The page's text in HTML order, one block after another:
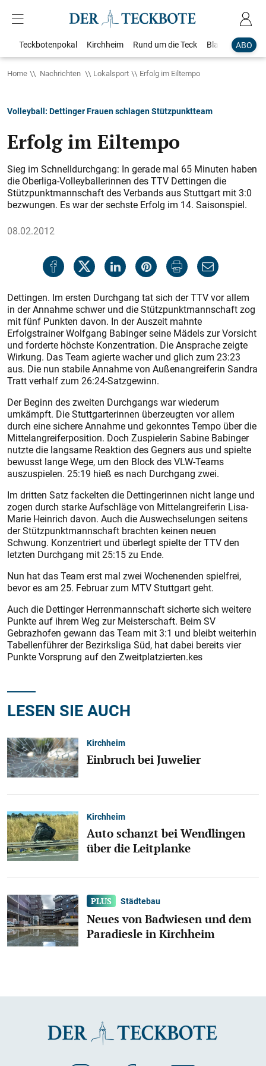
ABO
Teckbotenpokal Kirchheim Rund um die Teck Blaulicht
Home Nachrichten Lokalsport Erfolg im Eiltempo
Volleyball: Dettinger Frauen schlagen Stützpunktteam
Erfolg im Eiltempo
Sieg im Schnelldurchgang: In gerade mal 65 Minuten haben
die Oberliga-Volleyballerinnen des TTV Dettingen die
Stützpunktmannschaft des Verbands aus Stuttgart mit 3:0
bezwungen. Es war der sechste Erfolg im 14. Saisonspiel.
08.02.2012
Dettingen. Im ersten Durchgang tat sich der TTV vor allem
in der Annahme schwer und die Stützpunktmannschaft zog
mit fünf Punkten davon. In der Auszeit mahnte
Erfolgstrainer Wolfgang Babinger seine Mädels zur Vorsicht
und forderte höchste Konzentration. Die Ansprache zeigte
Wirkung. Das Team agierte wacher und glich zum 23:23
aus. Die nun stabile Annahme von Außenangreiferin Sandra
Tratt verhalf zum 26:24-Satzgewinn.
Der Beginn des zweiten Durchgangs war wiederum
umkämpft. Die Stuttgarterinnen überzeugten vor allem
durch eine sichere Annahme und gekonntes Tempo über die
Mittelangreiferposition. Doch Zuspielerin Sabine Babinger
nutzte die langsame Reaktion des Gegners aus und spielte
bewusst lange Wege, um den Block des VLW-Teams
auszuspielen. 25:19 hieß es nach Durchgang zwei.
Im dritten Satz fackelten die Dettingerinnen nicht lange und
zogen durch starke Aufschläge von Mittelangreiferin Lisa-
Marie Heinrich davon. Auch die Auswechselungen seitens
der Stützpunktmannschaft brachten keinen neuen
Schwung. Konzentriert und überlegt spielte der TTV den
letzten Durchgang mit 25:15 zu Ende.
Nun hat das Team erst mal zwei Wochenenden spielfrei,
bevor es am 25. Februar zum MTV Stuttgart geht.
Auch die Dettinger Herrenmannschaft sicherte sich weitere
Punkte auf ihrem Weg zur Meisterschaft. Beim SV
Gebrazhofen gewann das Team mit 3:1 und bleibt weiterhin
Tabellenführer der Bezirksliga Süd, hat dabei bereits vier
Punkte Vorsprung auf den Zweitplatzierten.kes
LESEN SIE AUCH
Kirchheim
Einbruch bei Juwelier
Kirchheim
Auto schanzt bei Wendlingen
über die Leitplanke
Städtebau
Neues von Badwiesen und dem
Paradiesle in Kirchheim